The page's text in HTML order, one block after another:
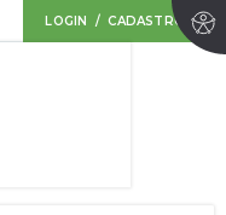
LOGIN / CADASTRO